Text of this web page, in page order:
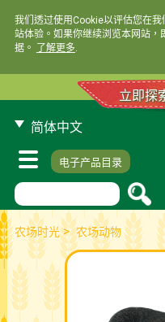
我们透过使用Cookie以评估您在
站体验。如果你继续浏览本网站
据。
了解更多.
立即探
简体中文
电子产品目录
农场时光> 农场动物